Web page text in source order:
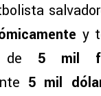
y
5 mil
5 mil